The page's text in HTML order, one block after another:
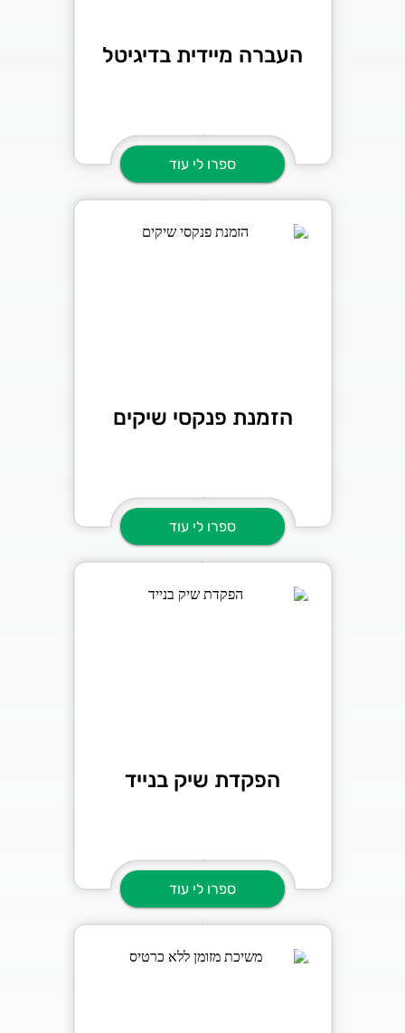
העברה מיידית בדיגיטל
ספרו לי עוד
הזמנת פנקסי שיקים
ספרו לי עוד
הפקדת שיק בנייד
ספרו לי עוד